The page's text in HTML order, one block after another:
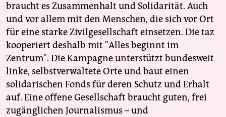
braucht es Zusammenhalt und Solidarität. Auch
und vor allem mit den Menschen, die sich vor Ort
für eine starke Zivilgesellschaft einsetzen. Die taz
kooperiert deshalb mit "Alles beginnt im
Zentrum". Die Kampagne unterstützt bundesweit
linke, selbstverwaltete Orte und baut einen
solidarischen Fonds für deren Schutz und Erhalt
auf. Eine offene Gesellschaft braucht guten, frei
zugänglichen Journalismus – und